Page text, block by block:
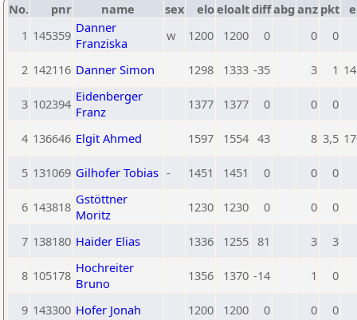
No. pnr name sex eloeloaltdiffabg anz pkt
1 145359 Danner
Franziska
w 1200 1200 0 0 0
2 142116 Danner Simon 1298 1333 -35 3 1
3 102394 Eidenberger
Franz
1377 1377 0 0 0
4 136646 Elgit Ahmed 1597 1554 43 8 3,5
5 131069 Gilhofer Tobias - 1451 1451 0 0 0
6 143818 Gstöttner
Moritz
1230 1230 0 0 0
7 138180 Haider Elias 1336 1255 81 3 3
8 105178 Hochreiter
Bruno
1356 1370 -14 1 0
9 143300 Hofer Jonah 1200 1200 0 0 0